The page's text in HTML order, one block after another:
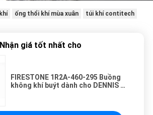
ống thổi khí mùa xuân túi khí contitech
Nhận giá tốt nhất cho
FIRESTONE 1R2A-460-295 Buồng
không khí buýt dành cho DENNIS /